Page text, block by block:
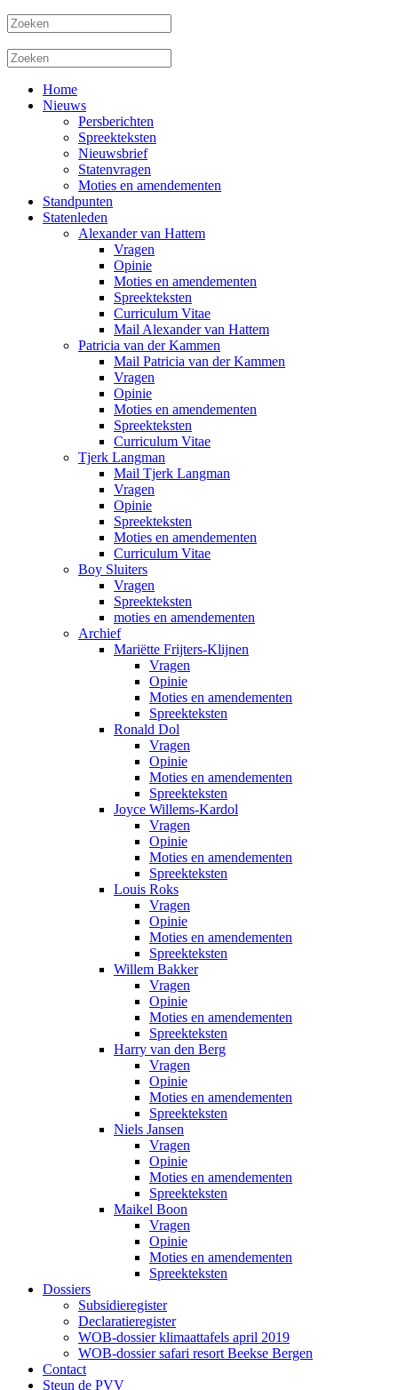
Home
Nieuws
Persberichten
Spreekteksten
Nieuwsbrief
Statenvragen
Moties en amendementen
Standpunten
Statenleden
Alexander van Hattem
Vragen
Opinie
Moties en amendementen
Spreekteksten
Curriculum Vitae
Mail Alexander van Hattem
Patricia van der Kammen
Mail Patricia van der Kammen
Vragen
Opinie
Moties en amendementen
Spreekteksten
Curriculum Vitae
Tjerk Langman
Mail Tjerk Langman
Vragen
Opinie
Spreekteksten
Moties en amendementen
Curriculum Vitae
Boy Sluiters
Vragen
Spreekteksten
moties en amendementen
Archief
Mariëtte Frijters-Klijnen
Vragen
Opinie
Moties en amendementen
Spreekteksten
Ronald Dol
Vragen
Opinie
Moties en amendementen
Spreekteksten
Joyce Willems-Kardol
Vragen
Opinie
Moties en amendementen
Spreekteksten
Louis Roks
Vragen
Opinie
Moties en amendementen
Spreekteksten
Willem Bakker
Vragen
Opinie
Moties en amendementen
Spreekteksten
Harry van den Berg
Vragen
Opinie
Moties en amendementen
Spreekteksten
Niels Jansen
Vragen
Opinie
Moties en amendementen
Spreekteksten
Maikel Boon
Vragen
Opinie
Moties en amendementen
Spreekteksten
Dossiers
Subsidieregister
Declaratieregister
WOB-dossier klimaattafels april 2019
WOB-dossier safari resort Beekse Bergen
Contact
Steun de PVV